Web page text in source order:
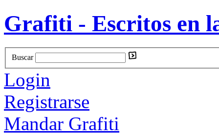
Grafiti - Escritos en
Buscar
Login
Registrarse
Mandar Grafiti